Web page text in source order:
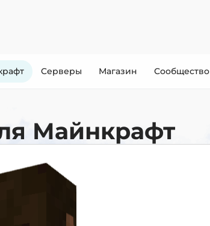
Cерверы Магазин Сообщество
Майнкрафт